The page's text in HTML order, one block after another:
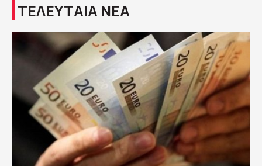
ΤΕΛΕΥΤΑΙΑ ΝΕΑ